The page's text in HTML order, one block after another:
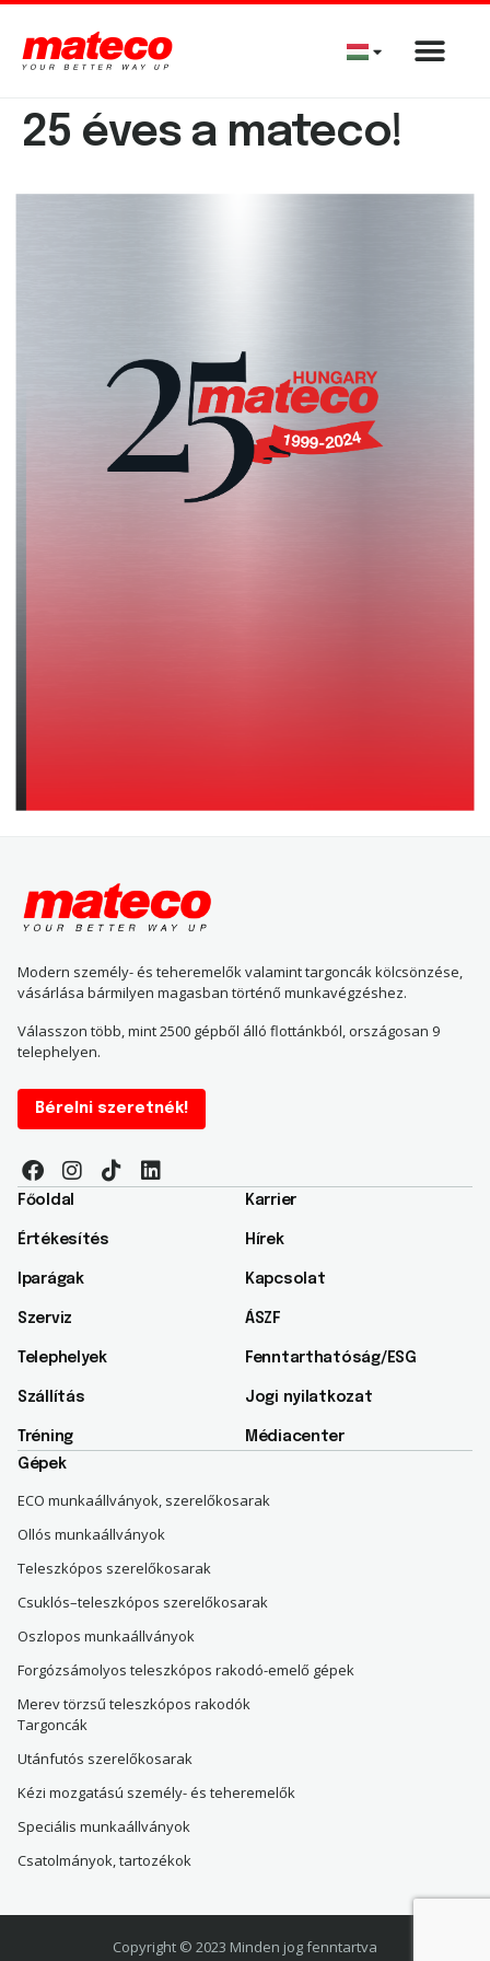
25 éves a mateco!
Modern személy- és teheremelők valamint targoncák kölcsönzése,
vásárlása bármilyen magasban történő munkavégzéshez.
Válasszon több, mint 2500 gépből álló flottánkból, országosan 9
telephelyen.
Bérelni szeretnék!
Főoldal
Értékesítés
Iparágak
Szerviz
Telephelyek
Szállítás
Tréning
Karrier
Hírek
Kapcsolat
ÁSZF
Fenntarthatóság/ESG​
Jogi nyilatkozat
Médiacenter
Gépek
ECO munkaállványok, szerelőkosarak
Ollós munkaállványok
Teleszkópos szerelőkosarak
Csuklós–teleszkópos szerelőkosarak
Oszlopos munkaállványok
Forgózsámolyos teleszkópos rakodó-emelő gépek
Merev törzsű teleszkópos rakodók
Targoncák
Utánfutós szerelőkosarak
Kézi mozgatású személy- és teheremelők
Speciális munkaállványok
Csatolmányok, tartozékok
Copyright © 2023 Minden jog fenntartva